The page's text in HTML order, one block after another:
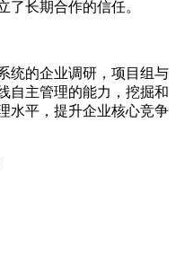
了长期合作的信任。
统的企业调研，项目组与
自主管理的能力，挖掘和
水平，提升企业核心竞争